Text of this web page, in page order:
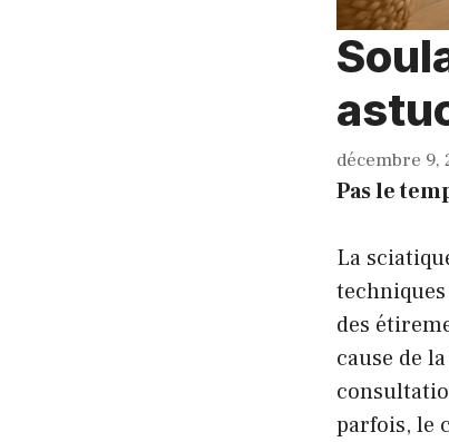
décembre 9,
Pas le
La
des
cause de
parfois, le